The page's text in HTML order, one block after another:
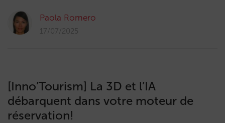
Paola Romero
17/07/2025
[Inno’Tourism] La 3D et l’IA
débarquent dans votre moteur de
réservation!